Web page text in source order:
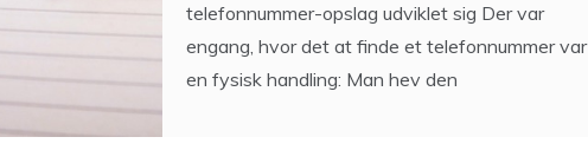
telefonnummer-opslag udviklet sig Der var
engang, hvor det at finde et telefonnummer var
en fysisk handling: Man hev den